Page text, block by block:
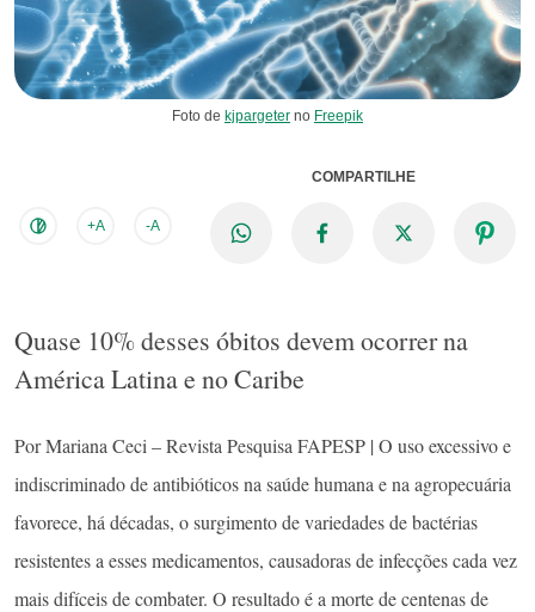
Foto de kjpargeter no Freepik
+A -A
COMPARTILHE
Quase 10% desses óbitos devem ocorrer na
América Latina e no Caribe
Por Mariana Ceci – Revista Pesquisa FAPESP | O uso excessivo e
indiscriminado de antibióticos na saúde humana e na agropecuária
favorece, há décadas, o surgimento de variedades de bactérias
resistentes a esses medicamentos, causadoras de infecções cada vez
mais difíceis de combater. O resultado é a morte de centenas de